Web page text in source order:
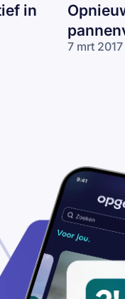
in
7 mrt 2017